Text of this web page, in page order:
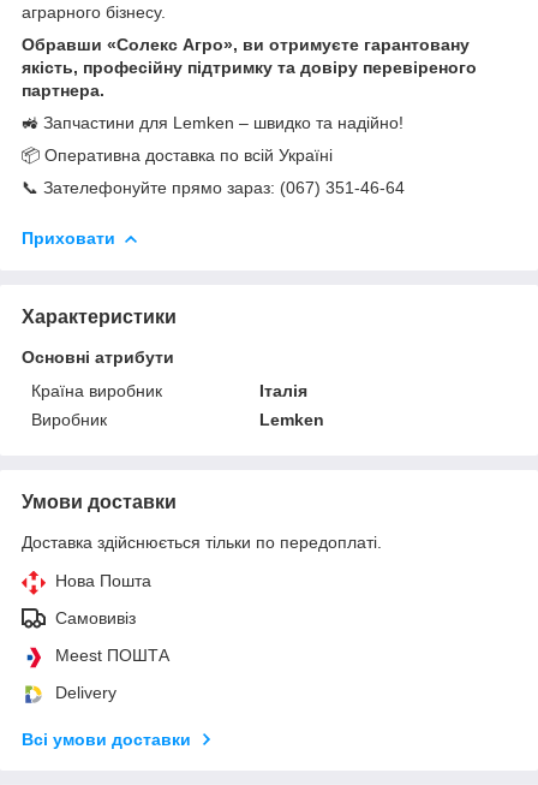
аграрного бізнесу.
Обравши «Солекс Агро», ви отримуєте гарантовану
якість, професійну підтримку та довіру перевіреного
партнера.
🚜 Запчастини для Lemken – швидко та надійно!
📦 Оперативна доставка по всій Україні
📞 Зателефонуйте прямо зараз: (067) 351-46-64
Приховати
Характеристики
Основні атрибути
Країна виробник
Італія
Виробник
Lemken
Умови доставки
Доставка здійснюється тільки по передоплаті.
Нова Пошта
Самовивіз
Meest ПОШТА
Delivery
Всі умови доставки